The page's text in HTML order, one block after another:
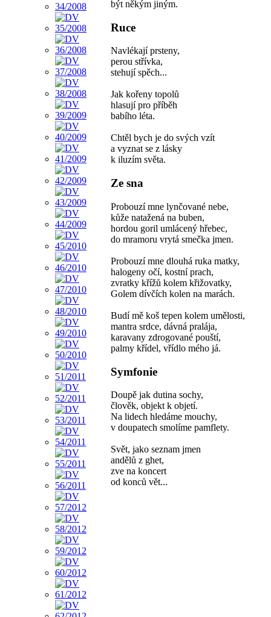
být někým jiným.
Ruce
Navlékají prsteny,
perou střívka,
stehují spěch...
Jak kořeny topolů
hlasují pro příběh
babího léta.
Chtěl bych je do svých vzít
a vyznat se z lásky
k iluzím světa.
Ze sna
Probouzí mne lynčované nebe,
kůže natažená na buben,
hordou goril umlácený hřebec,
do mramoru vrytá smečka jmen.
Probouzí mne dlouhá ruka matky,
halogeny očí, kostní prach,
zvratky křížů kolem křižovatky,
Golem dívčích kolen na marách.
Budí mě koš tepen kolem umělosti,
mantra srdce, dávná pralája,
karavany zdrogované pouští,
palmy křídel, vřídlo mého já.
Symfonie
Doupě jak dutina sochy,
člověk, objekt k objetí.
Na lidech hledáme mouchy,
v doupatech smolíme pamflety.
Svět, jako seznam jmen
andělů z ghet,
zve na koncert
od konců vět...